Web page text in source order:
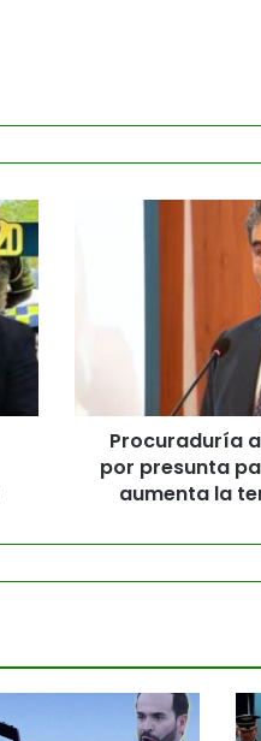
Procuraduría
por presunta
aumenta la